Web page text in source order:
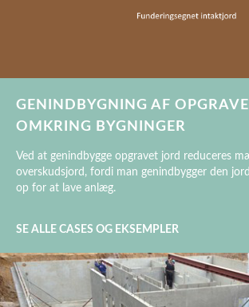
GENINDBYGNING AF
OMKRING BYGNINGER
Ved at genindbygge opgravet jord reduceres
overskudsjord, fordi man genindbygger den
op for at lave anlæg.
SE ALLE CASES OG EKSEMPLER